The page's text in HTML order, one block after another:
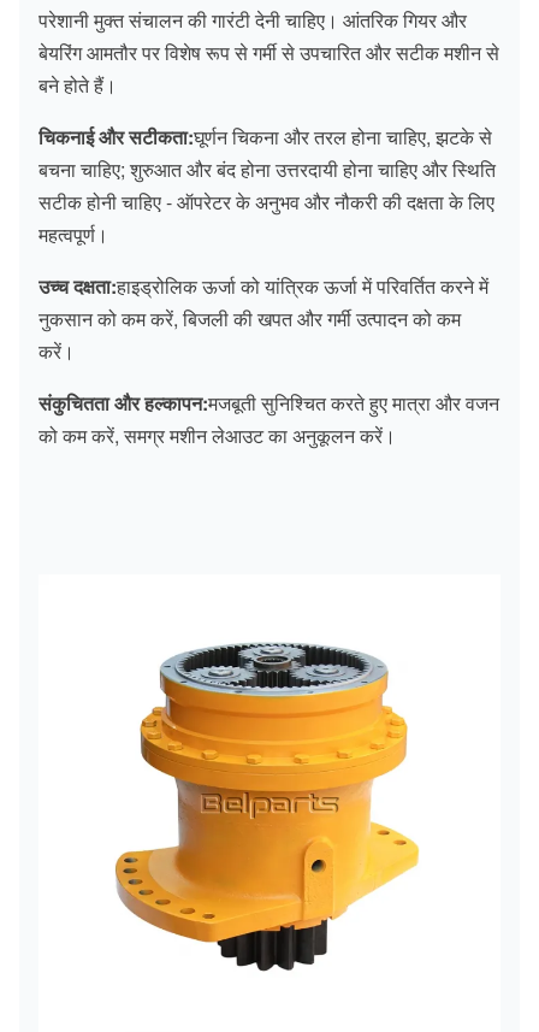
परेशानी मुक्त संचालन की गारंटी देनी चाहिए। आंतरिक गियर और
बेयरिंग आमतौर पर विशेष रूप से गर्मी से उपचारित और सटीक मशीन से
बने होते हैं।
चिकनाई और सटीकता:घूर्णन चिकना और तरल होना चाहिए, झटके से
बचना चाहिए; शुरुआत और बंद होना उत्तरदायी होना चाहिए और स्थिति
सटीक होनी चाहिए - ऑपरेटर के अनुभव और नौकरी की दक्षता के लिए
महत्वपूर्ण।
उच्च दक्षता:हाइड्रोलिक ऊर्जा को यांत्रिक ऊर्जा में परिवर्तित करने में
नुकसान को कम करें, बिजली की खपत और गर्मी उत्पादन को कम
करें।
संकुचितता और हल्कापन:मजबूती सुनिश्चित करते हुए मात्रा और वजन
को कम करें, समग्र मशीन लेआउट का अनुकूलन करें।